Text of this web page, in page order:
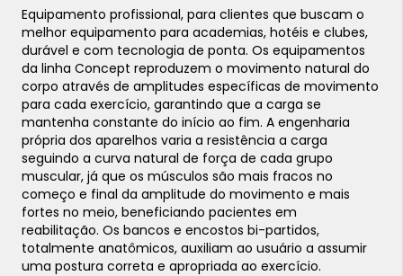
Equipamento profissional, para clientes que buscam o
melhor equipamento para academias, hotéis e clubes,
durável e com tecnologia de ponta. Os equipamentos
da linha Concept reproduzem o movimento natural do
corpo através de amplitudes específicas de movimento
para cada exercício, garantindo que a carga se
mantenha constante do início ao fim. A engenharia
própria dos aparelhos varia a resistência a carga
seguindo a curva natural de força de cada grupo
muscular, já que os músculos são mais fracos no
começo e final da amplitude do movimento e mais
fortes no meio, beneficiando pacientes em
reabilitação. Os bancos e encostos bi-partidos,
totalmente anatômicos, auxiliam ao usuário a assumir
uma postura correta e apropriada ao exercício.